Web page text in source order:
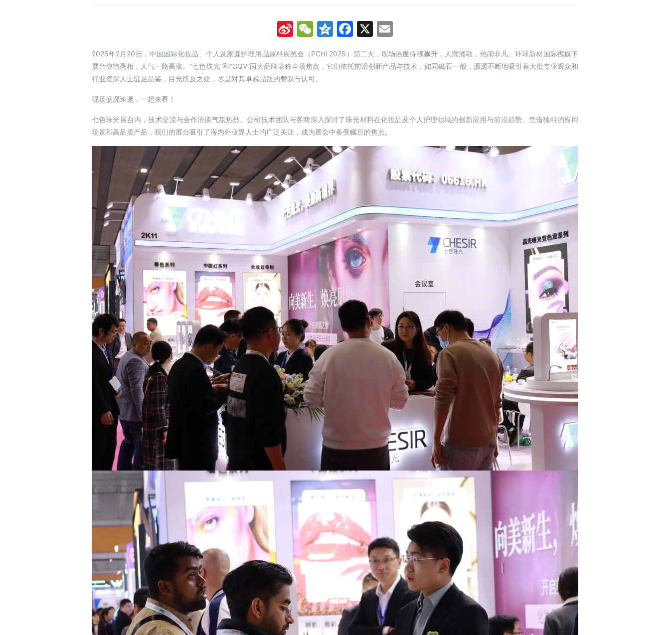
SinaWeChat
Qzone
Facebook
X
2025年2月20日，中国国际化妆品、个人及家庭护理用品原料展览会（PCHi 2025）第二天，现场热度持续飙升，人潮涌动，热闹非凡。环球新材国际携旗下
展台惊艳亮相，人气一路高涨。“七色珠光”和“CQV”两大品牌堪称全场焦点，它们依托前沿创新产品与技术，如同磁石一般，源源不断地吸引着大批专业观众和
行业资深人士驻足品鉴，目光所及之处，尽是对其卓越品质的赞叹与认可。
现场盛况速递，一起来看！
七色珠光展台内，技术交流与合作洽谈气氛热烈。公司技术团队与客商深入探讨了珠光材料在化妆品及个人护理领域的创新应用与前沿趋势。凭借独特的应用
场景和高品质产品，我们的展台吸引了海内外业界人士的广泛关注，成为展会中备受瞩目的焦点。